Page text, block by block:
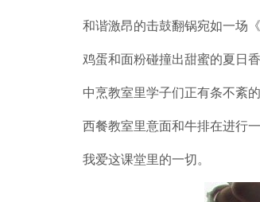
和谐激昂的击鼓翻锅宛如一场
鸡蛋和面粉碰撞出甜蜜的夏日
中烹教室里学子们正有条不紊
西餐教室里意面和牛排在进行
我爱这课堂里的一切。